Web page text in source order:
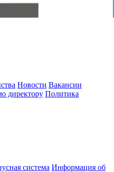
Новости Вакансии
директору Политика
система Информация об